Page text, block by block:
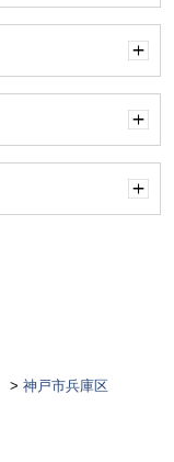
く
く
く
く
神戸市兵庫区